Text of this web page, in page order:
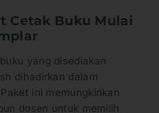
Cetak Buku Mulai
yang disediakan
dihadirkan dalam
ini memungkinkan
dosen untuk memilih